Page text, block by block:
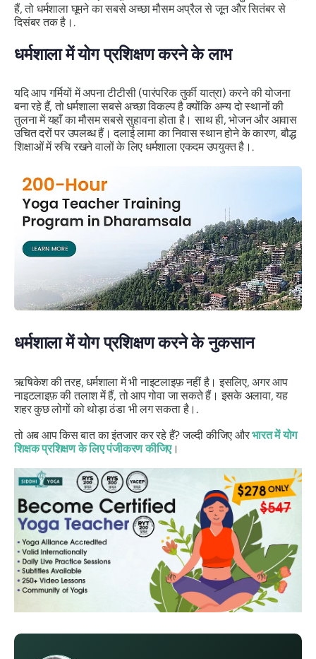
हैं, तो धर्मशाला घूमने का सबसे अच्छा मौसम अप्रैल से जून और सितंबर से
दिसंबर तक है।.
धर्मशाला में योग प्रशिक्षण करने के लाभ
यदि आप गर्मियों में अपना टीटीसी (पारंपरिक तुर्की यात्रा) करने की योजना
बना रहे हैं, तो धर्मशाला सबसे अच्छा विकल्प है क्योंकि अन्य दो स्थानों की
तुलना में यहाँ का मौसम सबसे सुहावना होता है। साथ ही, भोजन और आवास
उचित दरों पर उपलब्ध हैं। दलाई लामा का निवास स्थान होने के कारण, बौद्ध
शिक्षाओं में रुचि रखने वालों के लिए धर्मशाला एकदम उपयुक्त है।.
धर्मशाला में योग प्रशिक्षण करने के नुकसान
ऋषिकेश की तरह, धर्मशाला में भी नाइटलाइफ़ नहीं है। इसलिए, अगर आप
नाइटलाइफ़ की तलाश में हैं, तो आप गोवा जा सकते हैं। इसके अलावा, यह
शहर कुछ लोगों को थोड़ा ठंडा भी लग सकता है।.
तो अब आप किस बात का इंतजार कर रहे हैं? जल्दी कीजिए औरभारत में योग
शिक्षक प्रशिक्षण के लिए पंजीकरण कीजिए।